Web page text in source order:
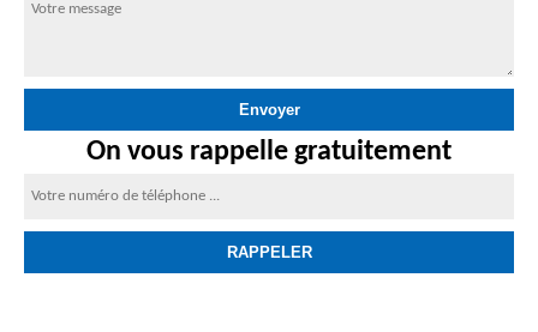
On vous rappelle gratuitement